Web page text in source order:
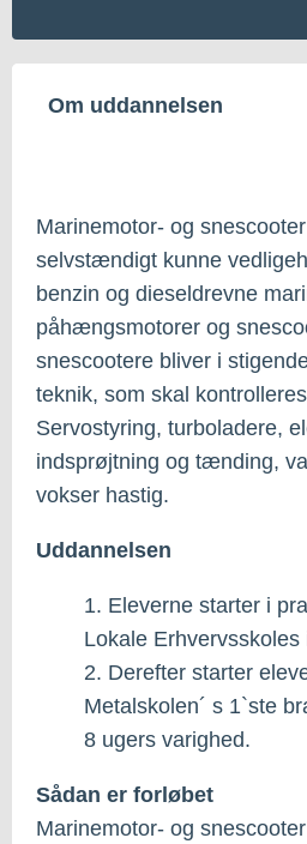
Om uddannelsen
Marinemotor- og
selvstændigt kunne
benzin og dieseldrevne
påhængsmotorer og
snescootere bliver i
teknik, som skal
Servostyring, turboladere,
indsprøjtning og tænding,
vokser hastig.
Uddannelsen
1. Eleverne starter i
Lokale
2. Derefter starter
Metalskolen´ s 1`ste
8 ugers varighed.
Sådan er forløbet
Marinemotor- og